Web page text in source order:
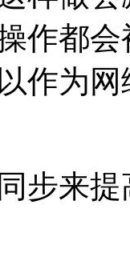
作都
作为
步来